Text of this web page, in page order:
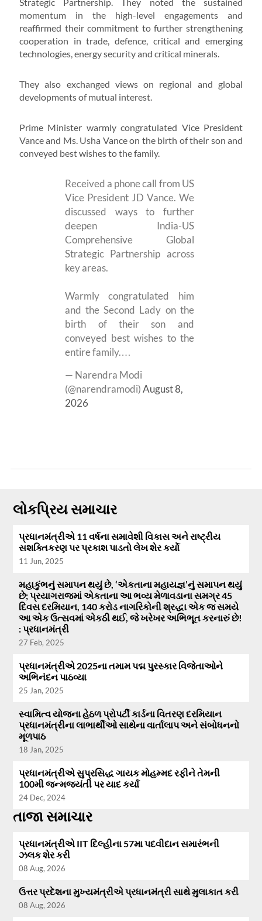
momentum in the high-level engagements and
reaffirmed their commitment to further strengthening
cooperation in trade, defence, critical and emerging
technologies, energy security and critical minerals.
They also exchanged views on regional and global
developments of mutual interest.
Prime Minister warmly congratulated Vice President
Vance and Ms. Usha Vance on the birth of their son and
conveyed best wishes to the family.
Received a phone call from US
Vice President JD Vance. We
discussed ways to further
deepen India-US
Comprehensive Global
Strategic Partnership across
key areas.
Warmly congratulated him
and the Second Lady on the
birth of their son and
conveyed best wishes to the
entire family.…
— Narendra Modi
(@narendramodi)August 8,
2026
લોકપ્રિય સમાચાર
પ્રધાનમંત્રીએ 11 વર્ષના સમાવેશી વિકાસ અને રાષ્ટ્રીય
સશક્તિકરણ પર પ્રકાશ પાડતો લેખ શેર કર્યો
11 Jun, 2025
મહાકુંભનું સમાપન થયું છે, ‘એકતાના મહાયજ્ઞ’નું સમાપન થયું
છે; પ્રયાગરાજમાં એકતાના આ ભવ્ય મેળાવડાના સમગ્ર 45
દિવસ દરમિયાન, 140 કરોડ નાગરિકોની શ્રદ્ધા એક જ સમયે
આ એક ઉત્સવમાં એકઠી થઈ, જે ખરેખર અભિભૂત કરનારું છે!
: પ્રધાનમંત્રી
27 Feb, 2025
પ્રધાનમંત્રીએ 2025ના તમામ પદ્મ પુરસ્કાર વિજેતાઓને
અભિનંદન પાઠવ્યા
25 Jan, 2025
સ્વામિત્વ યોજના હેઠળ પ્રોપર્ટી કાર્ડના વિતરણ દરમિયાન
પ્રધાનમંત્રીના લાભાર્થીઓ સાથેના વાર્તાલાપ અને સંબોધનનો
મૂળપાઠ
18 Jan, 2025
પ્રધાનમંત્રીએ સુપ્રસિદ્ધ ગાયક મોહમ્મદ રફીને તેમની
100મી જન્મજયંતી પર યાદ કર્યા
24 Dec, 2024
તાજા સમાચાર
પ્રધાનમંત્રીએ IIT દિલ્હીના 57મા પદવીદાન સમારંભની
ઝલક શેર કરી
08 Aug, 2026
ઉત્તર પ્રદેશના મુખ્યમંત્રીએ પ્રધાનમંત્રી સાથે મુલાકાત કરી
08 Aug, 2026